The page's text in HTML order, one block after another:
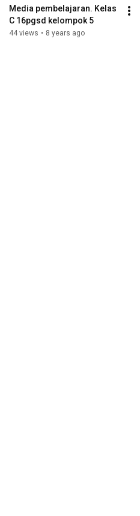
Media pembelajaran. Kelas
C 16pgsd kelompok 5
44 views • 8 years ago